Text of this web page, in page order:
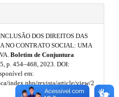
DOS DIREITOS DAS
NO CONTRATO SOCIAL: UMA
Boletim de Conjuntura
p. 454–468, 2023. DOI:
em:
index.php/revista/article/view/2